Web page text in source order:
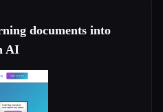
documents into
AI